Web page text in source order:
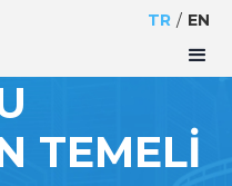
TR / EN
TEMELI